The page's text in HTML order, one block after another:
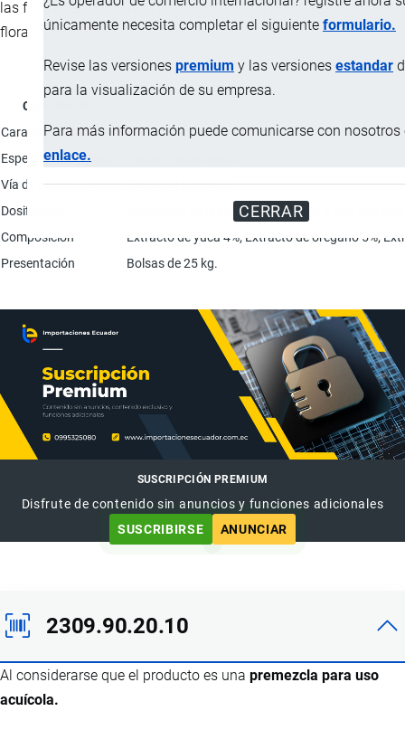
únicamente necesita completar el siguiente formulario.
Revise las versiones premium y las versiones estandar
para la visualización de su empresa.
Para más información puede comunicarse con nosotros
enlace.
CERRAR
las funciones digestivas y contribuye a un buen equilibrio de la
flora intestinal.
Característica
Características físicasPolvo granular de color amarillo pálido.
Especies de destino
Vía de administración Oral en el alimento.
Dosificación
Incorporar en el alimento completo a una dosis
Composición
Extracto de yuca 4%; Extracto de orégano 5%;
Presentación
Bolsas de 25 kg.
SUSCRIPCIÓN PREMIUM
Disfrute de contenido sin anuncios y funciones adicionales
SUSCRIBIRSE
ANUNCIAR
2309.90.20.10
Al considerarse que el producto es una premezcla para uso
acuícola.